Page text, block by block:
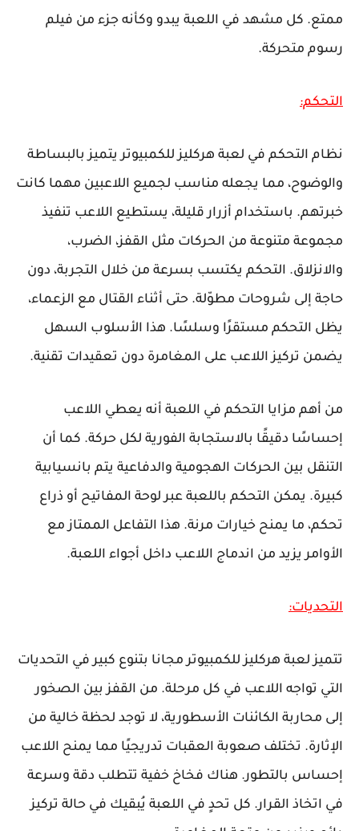
ممتع. كل مشهد في اللعبة يبدو وكأنه جزء من فيلم
رسوم متحركة.
التحكم:
نظام التحكم في لعبة هركليز للكمبيوتر يتميز بالبساطة
والوضوح، مما يجعله مناسب لجميع اللاعبين مهما كانت
خبرتهم. باستخدام أزرار قليلة، يستطيع اللاعب تنفيذ
مجموعة متنوعة من الحركات مثل القفز، الضرب،
والانزلاق. التحكم يكتسب بسرعة من خلال التجربة، دون
حاجة إلى شروحات مطوّلة. حتى أثناء القتال مع الزعماء،
يظل التحكم مستقرًا وسلسًا. هذا الأسلوب السهل
يضمن تركيز اللاعب على المغامرة دون تعقيدات تقنية.
من أهم مزايا التحكم في اللعبة أنه يعطي اللاعب
إحساسًا دقيقًا بالاستجابة الفورية لكل حركة. كما أن
التنقل بين الحركات الهجومية والدفاعية يتم بانسيابية
كبيرة. يمكن التحكم باللعبة عبر لوحة المفاتيح أو ذراع
تحكم، ما يمنح خيارات مرنة. هذا التفاعل الممتاز مع
الأوامر يزيد من اندماج اللاعب داخل أجواء اللعبة.
التحديات:
تتميز لعبة هركليز للكمبيوتر مجانا بتنوع كبير في التحديات
التي تواجه اللاعب في كل مرحلة. من القفز بين الصخور
إلى محاربة الكائنات الأسطورية، لا توجد لحظة خالية من
الإثارة. تختلف صعوبة العقبات تدريجيًا مما يمنح اللاعب
إحساس بالتطور. هناك فخاخ خفية تتطلب دقة وسرعة
في اتخاذ القرار. كل تحدٍ في اللعبة يُبقيك في حالة تركيز